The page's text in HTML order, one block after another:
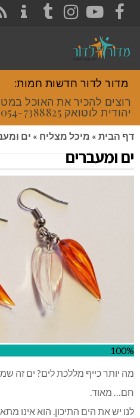
FACEBOOK
YOUTUBE
INSTAGRAM
TUMBLR
מדור לדור חדשות חמות:
רוצים להכיר את האוכל
יהודית לוטואק 054-7388825.
דף הבית » מיכל מצליח » ים
ים ומעברים
100%
מה יותר כייף מללכת לים? ים זה
חם… מאוד.
לנו יש את הים התיכון. הוא אינו